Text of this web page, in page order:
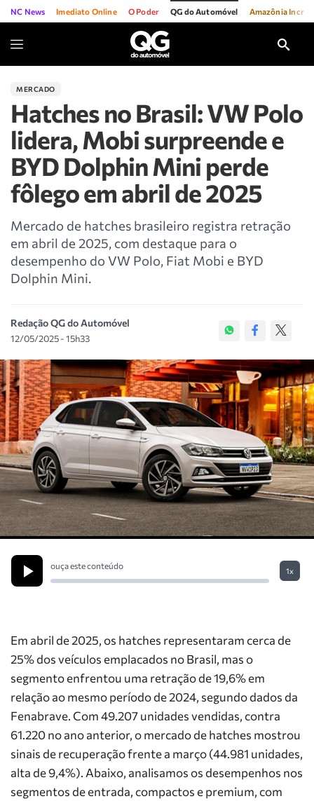
NC News Imediato Online O Poder QG do Automóvel Amazônia
MERCADO
Hatches no Brasil: VW Polo
lidera, Mobi surpreende e
BYD Dolphin Mini perde
fôlego em abril de 2025
Mercado de hatches brasileiro registra retração
em abril de 2025, com destaque para o
desempenho do VW Polo, Fiat Mobi e BYD
Dolphin Mini.
Redação QG do Automóvel
12/05/2025 - 15h33
ouça este conteúdo
1x
Em abril de 2025, os hatches representaram cerca de
25% dos veículos emplacados no Brasil, mas o
segmento enfrentou uma retração de 19,6% em
relação ao mesmo período de 2024, segundo dados da
Fenabrave. Com 49.207 unidades vendidas, contra
61.220 no ano anterior, o mercado de hatches mostrou
sinais de recuperação frente a março (44.981 unidades,
alta de 9,4%). Abaixo, analisamos os desempenhos nos
segmentos de entrada, compactos e premium, com